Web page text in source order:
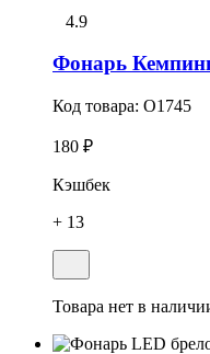
4.9
Фонарь
Код товара: O1745
180 ₽
Кэшбек
+ 13
Товара нет в